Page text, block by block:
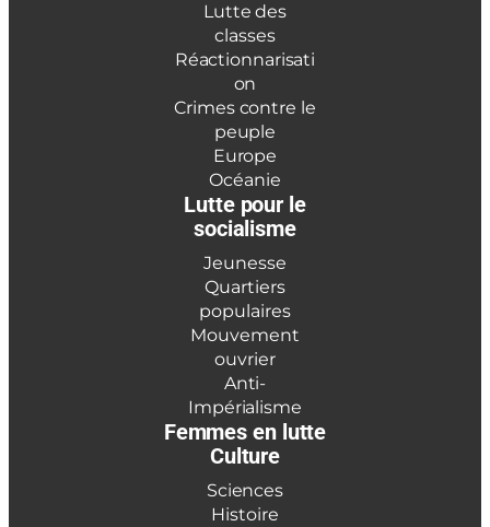
Lutte des
classes
Réactionnarisati
on
Crimes contre le
peuple
Europe
Océanie
Lutte pour le
socialisme
Jeunesse
Quartiers
populaires
Mouvement
ouvrier
Anti-
Impérialisme
Femmes en lutte
Culture
Sciences
Histoire